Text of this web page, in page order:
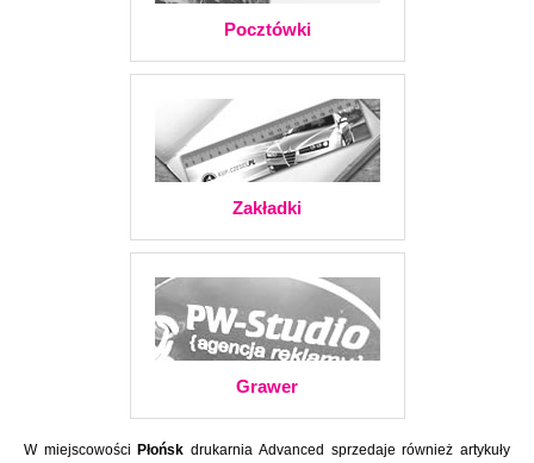
Pocztówki
Zakładki
Grawer
W miejscowości Płońsk drukarnia Advanced sprzedaje również artykuły